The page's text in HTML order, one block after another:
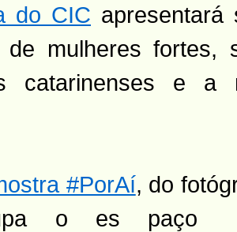
do CIC apresentará
de mulheres fortes,
catarinenses e a
#PorAí, do
o es paço